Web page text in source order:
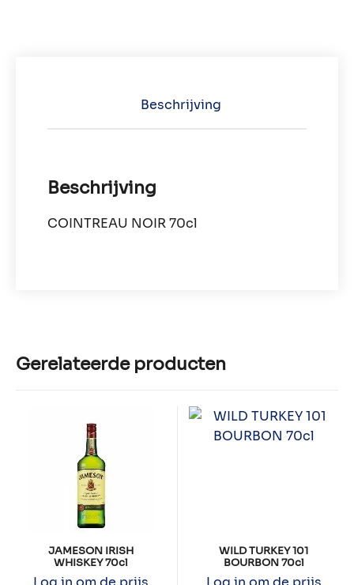
Beschrijving
Beschrijving
COINTREAU NOIR 70cl
Gerelateerde producten
JAMESON IRISH
WHISKEY 70cl
WILD TURKEY 101
BOURBON 70cl